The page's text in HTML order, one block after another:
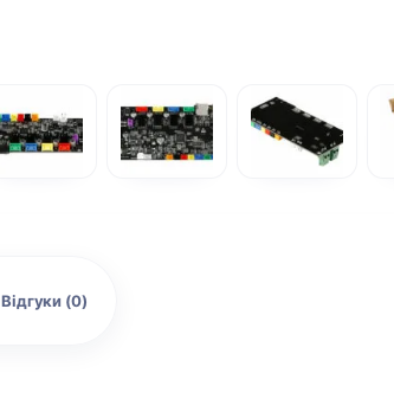
Відгуки (0)